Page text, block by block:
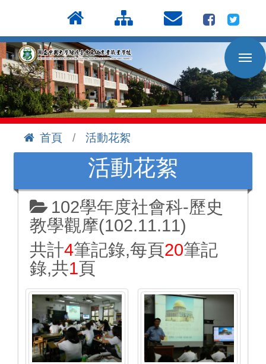
到
主
要
內
容
區
首頁
活動花絮
活動花絮
102學年度社會科-歷史
教學觀摩(102.11.11)
共計4筆記錄,每頁20筆記
錄,共1頁